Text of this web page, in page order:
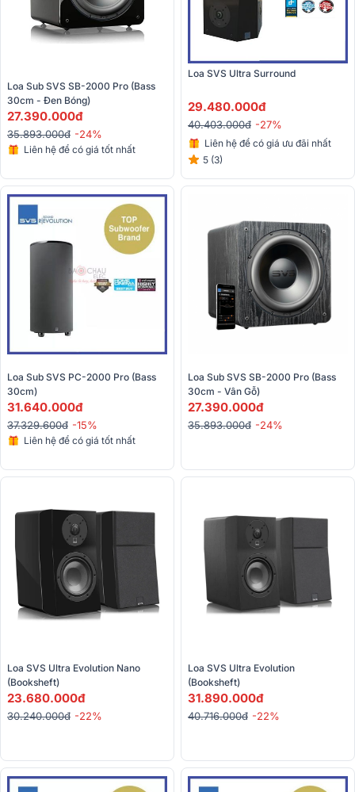
Loa Sub SVS SB-2000 Pro (Bass
30cm - Đen Bóng)
27.390.000đ
35.893.000đ -24%
Liên hệ để có giá tốt nhất
Loa SVS Ultra Surround
29.480.000đ
40.403.000đ -27%
Liên hệ để có giá ưu đãi nhất
5 (3)
Loa Sub SVS PC-2000 Pro (Bass
30cm)
31.640.000đ
37.329.600đ -15%
Liên hệ để có giá tốt nhất
Loa Sub SVS SB-2000 Pro (Bass
30cm - Vân Gỗ)
27.390.000đ
35.893.000đ -24%
Loa SVS Ultra Evolution Nano
(Booksheft)
23.680.000đ
30.240.000đ -22%
Loa SVS Ultra Evolution
(Booksheft)
31.890.000đ
40.716.000đ -22%